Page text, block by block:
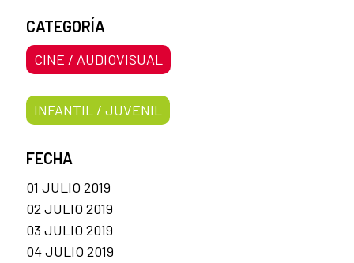
CATEGORÍA
CINE / AUDIOVISUAL
INFANTIL / JUVENIL
FECHA
01 JULIO 2019
02 JULIO 2019
03 JULIO 2019
04 JULIO 2019